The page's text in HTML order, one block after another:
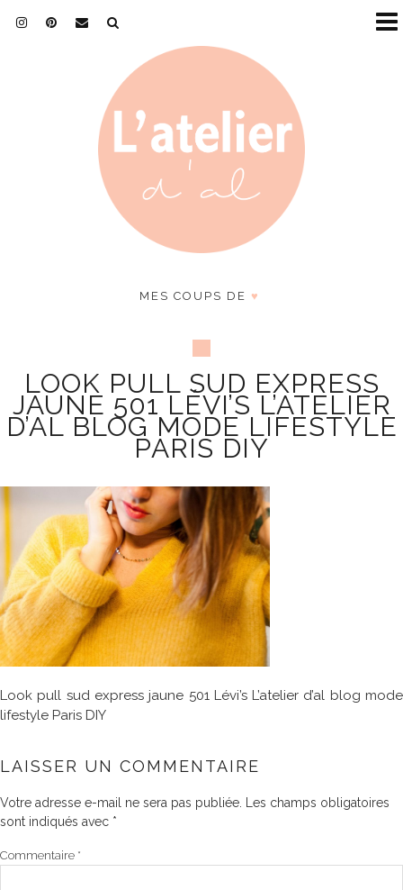
MES COUPS DE ♥
LOOK PULL SUD EXPRESS
JAUNE 501 LÉVI’S L’ATELIER
D’AL BLOG MODE LIFESTYLE
PARIS DIY
Look pull sud express jaune 501 Lévi’s L’atelier d’al blog mode
lifestyle Paris DIY
LAISSER UN COMMENTAIRE
Votre adresse e-mail ne sera pas publiée.
Les champs obligatoires
sont indiqués avec *
Commentaire *